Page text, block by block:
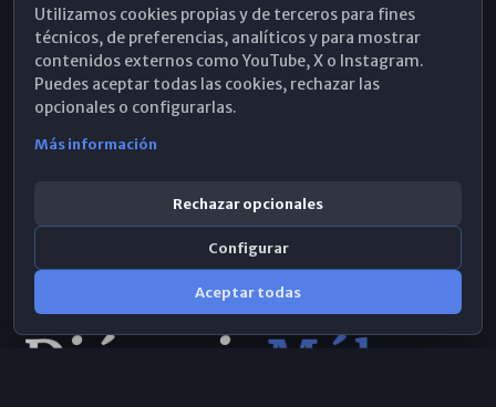
Hemeroteca
WhatsApp
Utilizamos cookies propias y de terceros para fines
técnicos, de preferencias, analíticos y para mostrar
contenidos externos como YouTube, X o Instagram.
Puedes aceptar todas las cookies, rechazar las
opcionales o configurarlas.
Más información
Rechazar opcionales
Configurar
Aceptar todas